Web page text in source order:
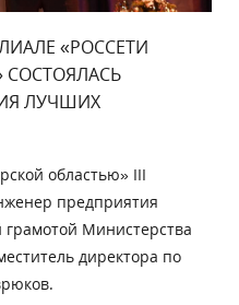
«РОССЕТИ
СОСТОЯЛАСЬ
ЛУЧШИХ
областью» III
предприятия
Министерства
директора по